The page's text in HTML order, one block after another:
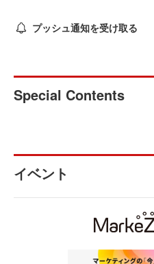
プッシュ通知を受け取る
Special Contents
イベント